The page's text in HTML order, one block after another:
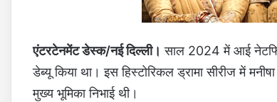
एंटरटेनमेंट डेस्क/नई दिल्ली। साल 2024 में आई
डेब्यू किया था। इस हिस्टोरिकल ड्रामा सीरीज में
मुख्य भूमिका निभाई थी।